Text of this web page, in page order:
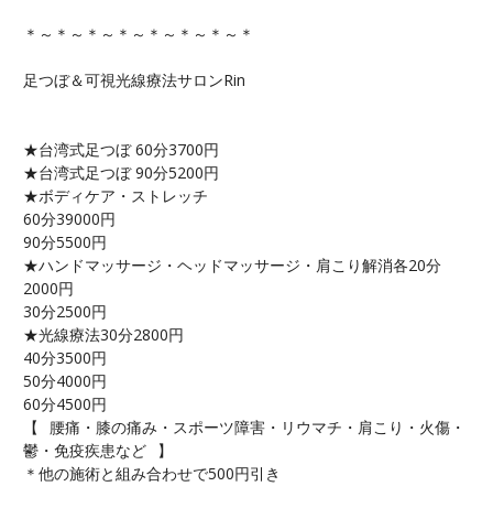
＊～＊～＊～＊～＊～＊～＊～＊
足つぼ＆可視光線療法サロンRin
★台湾式足つぼ 60分3700円
★台湾式足つぼ 90分5200円
★ボディケア・ストレッチ
60分39000円
90分5500円
★ハンドマッサージ・ヘッドマッサージ・肩こり解消各20分
2000円
30分2500円
★光線療法30分2800円
40分3500円
50分4000円
60分4500円
【⠀腰痛・膝の痛み・スポーツ障害・リウマチ・肩こり・火傷・
鬱・免疫疾患など⠀】
＊他の施術と組み合わせで500円引き